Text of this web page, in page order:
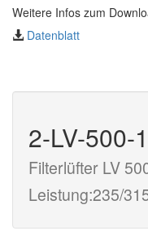
Weitere Infos zum
Datenblatt
2-LV-500-
Filterlüfter LV
Leistung:235/